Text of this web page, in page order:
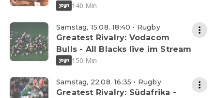
140 Min
Samstag, 15.08. 18:40 • Rugby
Greatest Rivalry: Vodacom
Bulls - All Blacks live im Stream
150 Min
Samstag, 22.08. 16:35 • Rugby
Greatest Rivalry: Südafrika -